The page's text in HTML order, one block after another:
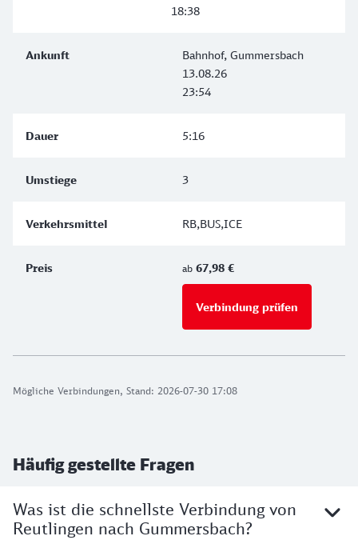
Mögliche Verbindungen, Stand: 2026-07-30 17:08
18:38
Bahnhof, Gummersbach
13.08.26
23:54
5:16
3
RB,BUS,ICE
ab 67,98 €
Verbindung prüfen
Häufig gestellte Fragen
Was ist die schnellste Verbindung von
Reutlingen nach Gummersbach?